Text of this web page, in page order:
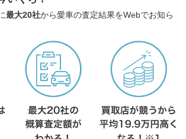
最大20社から愛車の査定結果をWebでお知ら